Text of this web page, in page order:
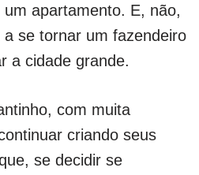
apartamento. E, não,
se tornar um fazendeiro
a cidade grande.
com muita
criando seus
se decidir se